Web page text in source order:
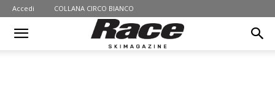
Accedi COLLANA CIRCO BIANCO